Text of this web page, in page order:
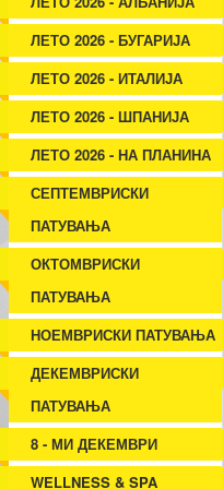
ЛЕТО 2026 - БУГАРИЈА
ЛЕТО 2026 - ИТАЛИЈА
ЛЕТО 2026 - ШПАНИЈА
ЛЕТО 2026 - НА ПЛАНИНА
СЕПТЕМВРИСКИ
ПАТУВАЊА
ОКТОМВРИСКИ
ПАТУВАЊА
НОЕМВРИСКИ ПАТУВАЊА
ДЕКЕМВРИСКИ
ПАТУВАЊА
8 - МИ ДЕКЕМВРИ
WELLNESS & SPA